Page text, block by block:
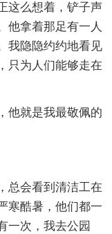
这么想着，铲子声
他拿着那足有一人
我隐隐约约地看见
只为人们能够走在
就是我最敬佩的
会看到清洁工在
寒酷暑，他们都一
一次，我去公园